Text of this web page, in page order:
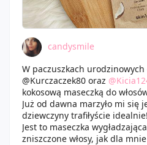
candysmile
W paczuszkach
@Kurczaczek80 oraz
kokosową maseczką do
Już od dawna marzyło mi się
dziewczyny trafiłyście idealnie!
Jest to maseczka
zniszczone włosy, jak dla